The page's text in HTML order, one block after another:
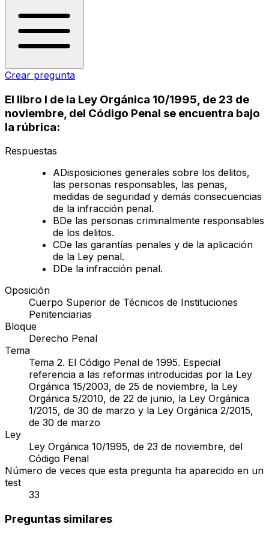
Crear pregunta
El libro I de la Ley Orgánica 10/1995, de 23 de
noviembre, del Código Penal se encuentra bajo
la rúbrica:
Respuestas
ADisposiciones generales sobre los delitos,
las personas responsables, las penas,
medidas de seguridad y demás consecuencias
de la infracción penal.
BDe las personas criminalmente responsables
de los delitos.
CDe las garantías penales y de la aplicación
de la Ley penal.
DDe la infracción penal.
Oposición
Cuerpo Superior de Técnicos de Instituciones
Penitenciarias
Bloque
Derecho Penal
Tema
Tema 2. El Código Penal de 1995. Especial
referencia a las reformas introducidas por la Ley
Orgánica 15/2003, de 25 de noviembre, la Ley
Orgánica 5/2010, de 22 de junio, la Ley Orgánica
1/2015, de 30 de marzo y la Ley Orgánica 2/2015,
de 30 de marzo
Ley
Ley Orgánica 10/1995, de 23 de noviembre, del
Código Penal
Número de veces que esta pregunta ha aparecido en un
test
33
Preguntas similares